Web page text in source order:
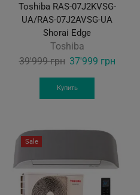
Toshiba RAS-07J2KVSG-
UA/RAS-07J2AVSG-UA
Shorai Edge
Toshiba
39'999грн Original
was:
37'999 грнCurrent
Купить
Sale